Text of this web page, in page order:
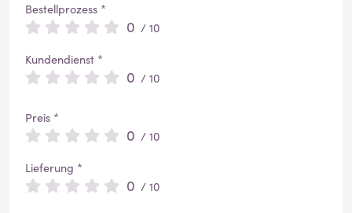
Bestellprozess *
0 / 10
Kundendienst *
0 / 10
Preis *
0 / 10
Lieferung *
0 / 10